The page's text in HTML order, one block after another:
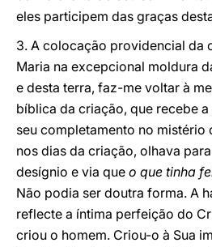
eles participem das graças
3. A colocação providencial da
Maria na excepcional moldura
e desta terra, faz-me voltar à
bíblica da criação, que recebe
seu completamento no mistério
nos dias da criação, olhava
desígnio e via que o que tinha
Não podia ser doutra forma. A
reflecte a íntima perfeição do
criou o homem. Criou-o à Sua